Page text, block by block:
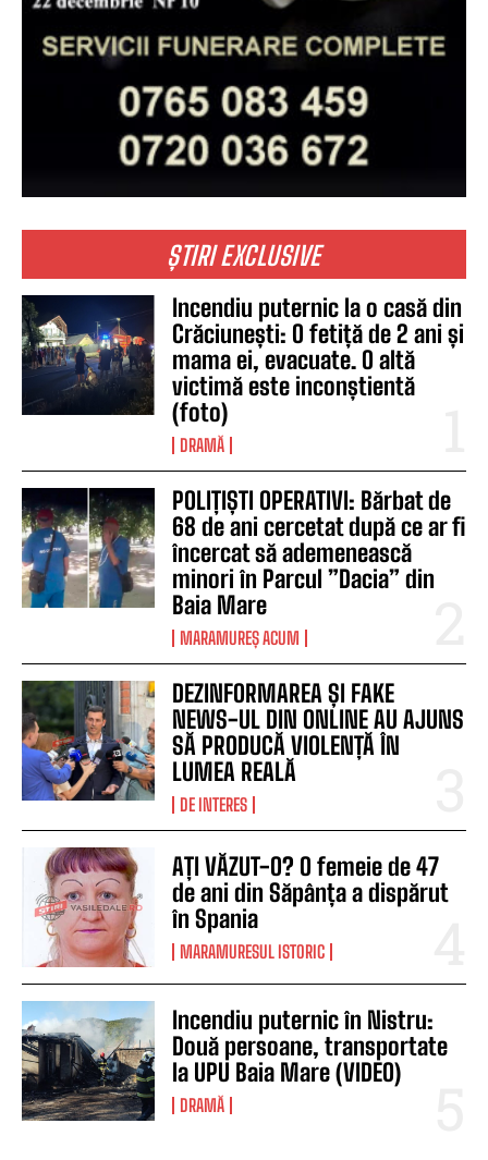
ȘTIRI EXCLUSIVE
Incendiu puternic la o casă din
Crăciunești: O fetiță de 2 ani și
mama ei, evacuate. O altă
victimă este inconștientă
(foto)
DRAMĂ
POLIȚIȘTI OPERATIVI: Bărbat de
68 de ani cercetat după ce ar fi
încercat să ademenească
minori în Parcul ”Dacia” din
Baia Mare
MARAMUREȘ ACUM
DEZINFORMAREA ȘI FAKE
NEWS-UL DIN ONLINE AU AJUNS
SĂ PRODUCĂ VIOLENȚĂ ÎN
LUMEA REALĂ
DE INTERES
AȚI VĂZUT-O? O femeie de 47
de ani din Săpânța a dispărut
în Spania
MARAMURESUL ISTORIC
Incendiu puternic în Nistru:
Două persoane, transportate
la UPU Baia Mare (VIDEO)
DRAMĂ